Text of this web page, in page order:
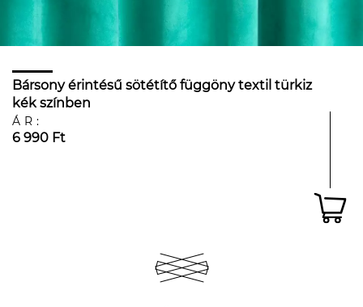
Bársony érintésű sötétítő függöny textil türkiz
kék színben
ÁR:
6 990 Ft